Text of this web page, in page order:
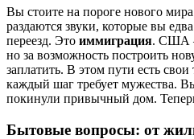
Вы стоите на пороге нового
раздаются звуки, которые вы
переезд. Это иммиграция. США
но за возможность построить
заплатить. В этом пути есть
каждый шаг требует мужества.
покинули привычный дом.
Бытовые вопросы: от